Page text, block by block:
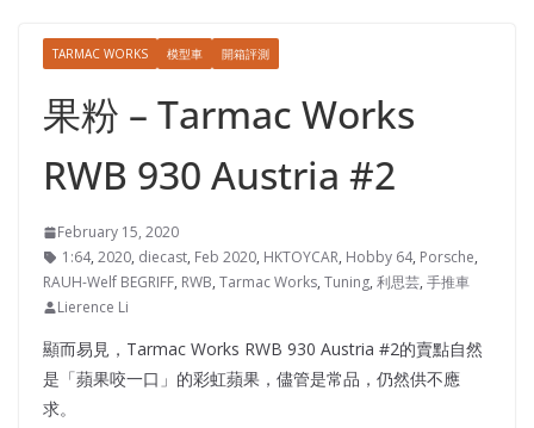
TARMAC WORKS 模型車 開箱評測
果粉 – Tarmac Works
RWB 930 Austria #2
February 15, 2020
1:64, 2020, diecast, Feb 2020, HKTOYCAR, Hobby 64, Porsche,
RAUH-Welf BEGRIFF, RWB, Tarmac Works, Tuning, 利思芸, 手推車
Lierence Li
顯而易見，Tarmac Works RWB 930 Austria #2的賣點自然
是「蘋果咬一口」的彩虹蘋果，儘管是常品，仍然供不應
求。